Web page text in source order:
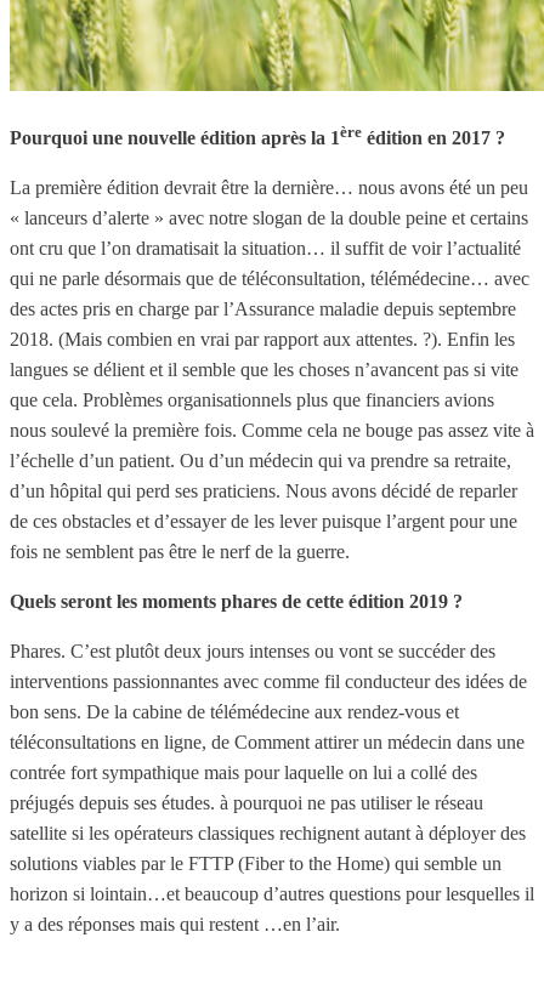
Pourquoi une nouvelle édition après la 1ère édition en 2017 ?
La première édition devrait être la dernière… nous avons été un peu
« lanceurs d’alerte » avec notre slogan de la double peine et certains
ont cru que l’on dramatisait la situation… il suffit de voir l’actualité
qui ne parle désormais que de téléconsultation, télémédecine… avec
des actes pris en charge par l’Assurance maladie depuis septembre
2018. (Mais combien en vrai par rapport aux attentes. ?). Enfin les
langues se délient et il semble que les choses n’avancent pas si vite
que cela. Problèmes organisationnels plus que financiers avions
nous soulevé la première fois. Comme cela ne bouge pas assez vite à
l’échelle d’un patient. Ou d’un médecin qui va prendre sa retraite,
d’un hôpital qui perd ses praticiens. Nous avons décidé de reparler
de ces obstacles et d’essayer de les lever puisque l’argent pour une
fois ne semblent pas être le nerf de la guerre.
Quels seront les moments phares de cette édition 2019 ?
Phares. C’est plutôt deux jours intenses ou vont se succéder des
interventions passionnantes avec comme fil conducteur des idées de
bon sens. De la cabine de télémédecine aux rendez-vous et
téléconsultations en ligne, de Comment attirer un médecin dans une
contrée fort sympathique mais pour laquelle on lui a collé des
préjugés depuis ses études. à pourquoi ne pas utiliser le réseau
satellite si les opérateurs classiques rechignent autant à déployer des
solutions viables par le FTTP (Fiber to the Home) qui semble un
horizon si lointain…et beaucoup d’autres questions pour lesquelles il
y a des réponses mais qui restent …en l’air.